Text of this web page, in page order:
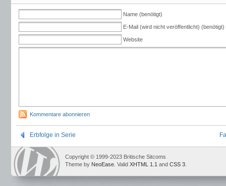
Name (benötigt)
E-Mail (wird nicht veröffentlicht) (benötigt)
Website
Kommentare abonnieren
Erbfolge in Serie
Copyright © 1999-2023 Britische Sitcoms
Theme by NeoEase . Valid XHTML 1.1 and CSS 3